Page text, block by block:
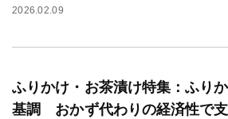
2026.02.09
ふりかけ・お茶漬け特集：ふり
基調 おかず代わりの経済性で